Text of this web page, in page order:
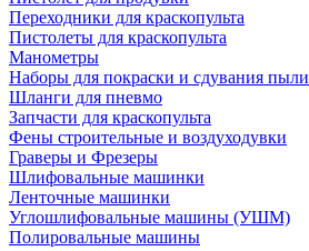
Переходники для краскопульта
Пистолеты для краскопульта
Манометры
Наборы для покраски и сдувания пыли
Шланги для пневмо
Запчасти для краскопульта
Фены строительные и воздуходувки
Граверы и Фрезеры
Шлифовальные машинки
Ленточные машинки
Углошлифовальные машины (УШМ)
Полировальные машины